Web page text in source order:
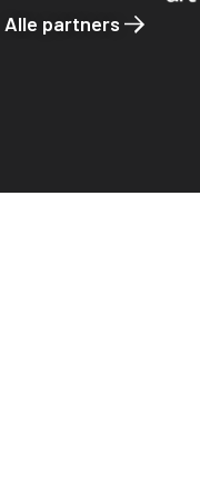
Alle partners